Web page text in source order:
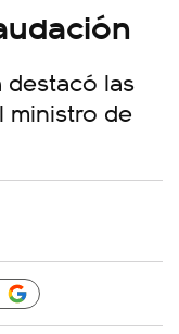
destacó las
ministro de